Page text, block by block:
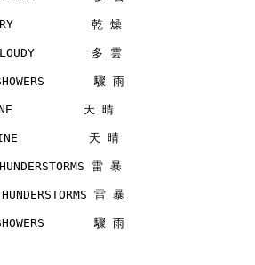
乾 燥
多 雲
驟 雨
天 晴
天 晴
雷 暴
雷 暴
驟 雨